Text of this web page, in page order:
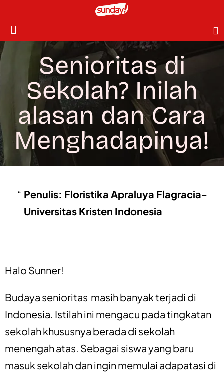
Senioritas di
Sekolah? Inilah
alasan dan Cara
Menghadapinya!
Penulis: Floristika Apraluya Flagracia-
Universitas Kristen Indonesia
Halo Sunner!
Budaya senioritas masih banyak terjadi di
Indonesia. Istilah ini mengacu pada tingkatan
sekolah khususnya berada di sekolah
menengah atas. Sebagai siswa yang baru
masuk sekolah dan ingin memulai adapatasi di